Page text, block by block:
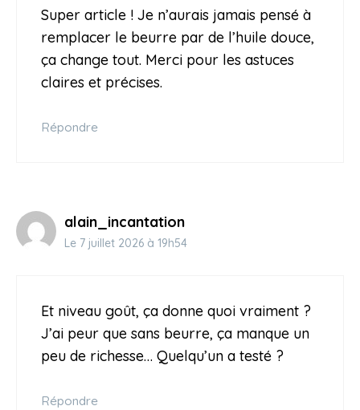
Super article ! Je n’aurais jamais pensé à
remplacer le beurre par de l’huile douce,
ça change tout. Merci pour les astuces
claires et précises.
Répondre
alain_incantation
Le 7 juillet 2026 à 19h54
Et niveau goût, ça donne quoi vraiment ?
J’ai peur que sans beurre, ça manque un
peu de richesse… Quelqu’un a testé ?
Répondre